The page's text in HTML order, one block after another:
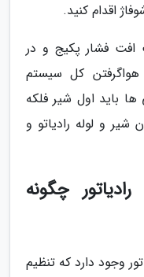
اقدام کنید.
فشار پکیج و در
کل سیستم
باید اول شیر فلکه
شیر و لوله رادیاتو و
چگونه
وجود دارد که تنظیم